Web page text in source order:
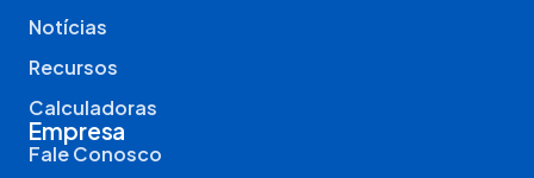
Notícias
Recursos
Calculadoras
Empresa
Fale Conosco